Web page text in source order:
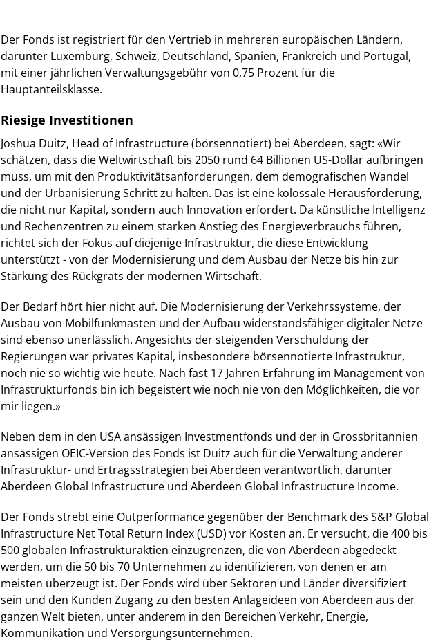
Der Fonds ist registriert für den Vertrieb in mehreren europäischen Ländern,
darunter Luxemburg, Schweiz, Deutschland, Spanien, Frankreich und Portugal,
mit einer jährlichen Verwaltungsgebühr von 0,75 Prozent für die
Hauptanteilsklasse.
Riesige Investitionen
Joshua Duitz, Head of Infrastructure (börsennotiert) bei Aberdeen, sagt: «Wir
schätzen, dass die Weltwirtschaft bis 2050 rund 64 Billionen US-Dollar aufbringen
muss, um mit den Produktivitätsanforderungen, dem demografischen Wandel
und der Urbanisierung Schritt zu halten. Das ist eine kolossale Herausforderung,
die nicht nur Kapital, sondern auch Innovation erfordert. Da künstliche Intelligenz
und Rechenzentren zu einem starken Anstieg des Energieverbrauchs führen,
richtet sich der Fokus auf diejenige Infrastruktur, die diese Entwicklung
unterstützt - von der Modernisierung und dem Ausbau der Netze bis hin zur
Stärkung des Rückgrats der modernen Wirtschaft.
Der Bedarf hört hier nicht auf. Die Modernisierung der Verkehrssysteme, der
Ausbau von Mobilfunkmasten und der Aufbau widerstandsfähiger digitaler Netze
sind ebenso unerlässlich. Angesichts der steigenden Verschuldung der
Regierungen war privates Kapital, insbesondere börsennotierte Infrastruktur,
noch nie so wichtig wie heute. Nach fast 17 Jahren Erfahrung im Management von
Infrastrukturfonds bin ich begeistert wie noch nie von den Möglichkeiten, die vor
mir liegen.»
Neben dem in den USA ansässigen Investmentfonds und der in Grossbritannien
ansässigen OEIC-Version des Fonds ist Duitz auch für die Verwaltung anderer
Infrastruktur- und Ertragsstrategien bei Aberdeen verantwortlich, darunter
Aberdeen Global Infrastructure und Aberdeen Global Infrastructure Income.
Der Fonds strebt eine Outperformance gegenüber der Benchmark des S&P Global
Infrastructure Net Total Return Index (USD) vor Kosten an. Er versucht, die 400 bis
500 globalen Infrastrukturaktien einzugrenzen, die von Aberdeen abgedeckt
werden, um die 50 bis 70 Unternehmen zu identifizieren, von denen er am
meisten überzeugt ist. Der Fonds wird über Sektoren und Länder diversifiziert
sein und den Kunden Zugang zu den besten Anlageideen von Aberdeen aus der
ganzen Welt bieten, unter anderem in den Bereichen Verkehr, Energie,
Kommunikation und Versorgungsunternehmen.